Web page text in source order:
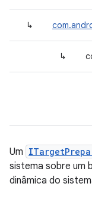
↳
↳
Um
sistema sobre um
dinâmica do